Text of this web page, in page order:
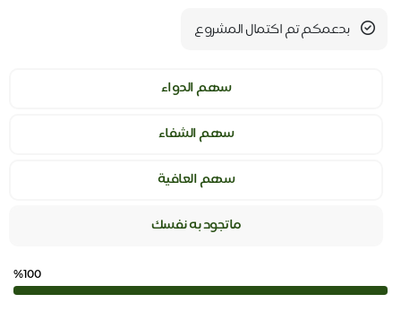
بدعمكم تم اكتمال المشروع
سهم الدواء
سهم الشفاء
سهم العافية
ماتجود به نفسك
%100